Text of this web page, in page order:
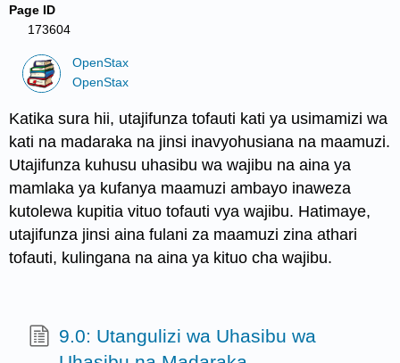
Page ID
173604
OpenStax
OpenStax
Katika sura hii, utajifunza tofauti kati ya usimamizi wa
kati na madaraka na jinsi inavyohusiana na maamuzi.
Utajifunza kuhusu uhasibu wa wajibu na aina ya
mamlaka ya kufanya maamuzi ambayo inaweza
kutolewa kupitia vituo tofauti vya wajibu. Hatimaye,
utajifunza jinsi aina fulani za maamuzi zina athari
tofauti, kulingana na aina ya kituo cha wajibu.
9.0: Utangulizi wa Uhasibu wa